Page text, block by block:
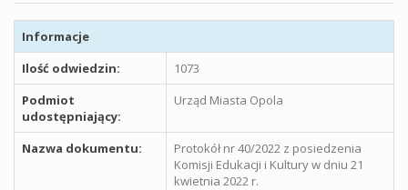
Informacje
Ilość odwiedzin:
1073
Podmiot
udostępniający:
Urząd Miasta Opola
Nazwa dokumentu:
Protokół nr 40/2022 z posiedzenia
Komisji Edukacji i Kultury w dniu 21
kwietnia 2022 r.